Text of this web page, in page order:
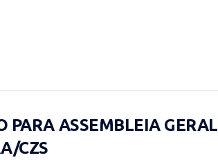
PARA ASSEMBLEIA GERAL
CZS